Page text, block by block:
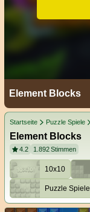
Element Blocks
Startseite Puzzle Spiele
Element Blocks
4.2 1.892Stimmen
10x10
Puzzle Spiele